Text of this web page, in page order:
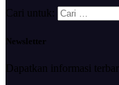
Cari untuk:
Newsletter
Dapatkan informasi